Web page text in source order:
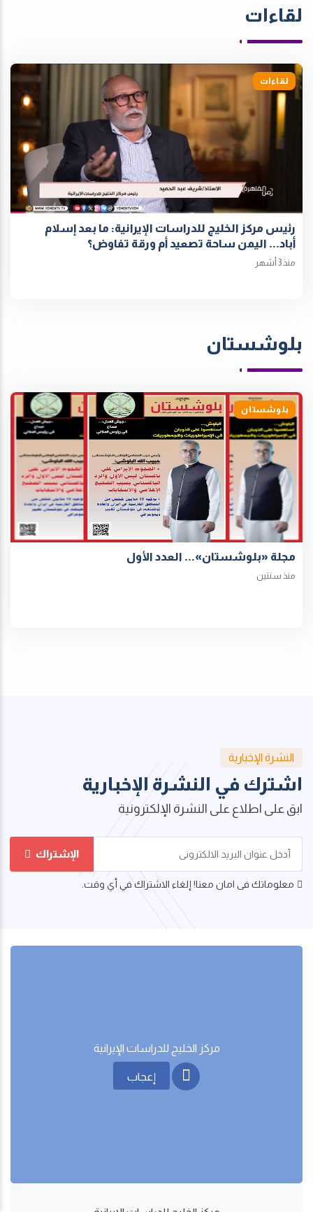
لقاءات
لقاءات
رئيس مركز الخليج للدراسات الإيرانية: ما بعد إسلام
أباد... اليمن ساحة تصعيد أم ورقة تفاوض؟
منذ 3 أشهر
بلوشستان
بلوشستان
مجلة «بلوشستان»... العدد الأول
منذ سنتين
النشرة الإخبارية
اشترك في النشرة الإخبارية
ابق على اطلاع على النشرة الإلكترونية
الإشتراك
معلوماتك فى امان معنا! إلغاء الاشتراك في أي وقت.
مركز الخليج للدراسات اﻹيرانية
إعجاب